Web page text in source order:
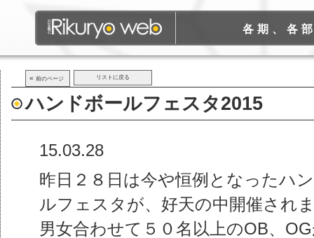
各期、各
« 前のページ リストに戻る
ハンドボールフェスタ2015
15.03.28
昨日２８日は今や恒例となったハ
ルフェスタが、好天の中開催され
男女合わせて５０名以上のOB、